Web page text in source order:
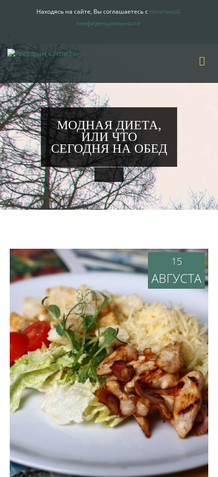
Находясь на сайте, Вы соглашаетесь с политикой
конфиденциальности
МОДНАЯ ДИЕТА,
ИЛИ ЧТО
СЕГОДНЯ НА ОБЕД
15
АВГУСТА